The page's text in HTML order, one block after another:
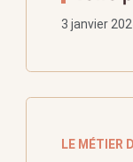
3 janvier
LE MÉTIER